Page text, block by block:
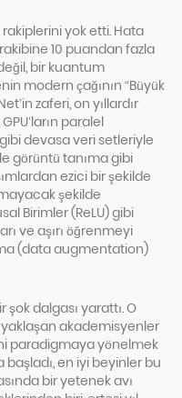
yok etti. Hata
rakibine 10 puandan fazla
bir kuantum
modern çağının “Büyük
zaferi, on yıllardır
paralel
devasa veri setleriyle
görüntü tanıma gibi
ezici bir şekilde
şekilde
Birimler (ReLU) gibi
ve aşırı öğrenmeyi
(data augmentation)
şok dalgası yarattı. O
akademisyenler
paradigmaya yönelmek
başladı, en iyi beyinler bu
bir yetenek avı